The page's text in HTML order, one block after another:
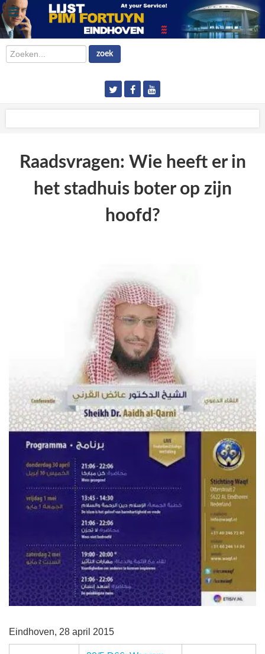
Zoeken... zoek
Raadsvragen: Wie heeft er in
het stadhuis boter op zijn
hoofd?
Eindhoven, 28 april 2015